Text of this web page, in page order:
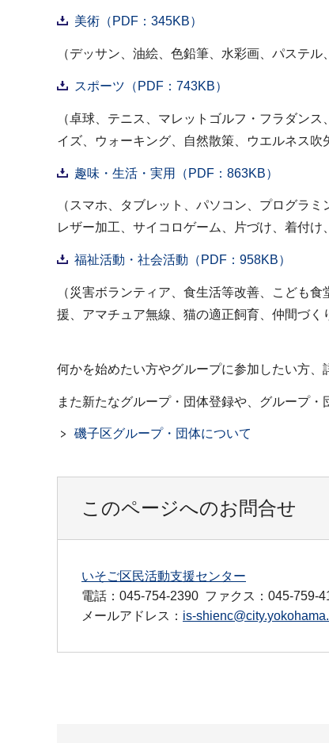
美術（PDF：345KB）
（デッサン、油絵、色鉛筆、水彩画、パステ
スポーツ（PDF：743KB）
（卓球、テニス、マレットゴルフ・フラダン
イズ、ウォーキング、自然散策、ウエルネス吹
趣味・生活・実用（PDF：863KB）
（スマホ、タブレット、パソコン、プログラ
レザー加工、サイコロゲーム、片づけ、着付け
福祉活動・社会活動（PDF：958KB）
（災害ボランティア、食生活等改善、こども
援、アマチュア無線、猫の適正飼育、仲間づ
何かを始めたい方やグループに参加したい方、
また新たなグループ・団体登録や、グループ
磯子区グループ・団体について
このページへのお問合せ
いそご区民活動支援センター
電話：045-754-2390 ファクス：045-759-
メールアドレス： is-